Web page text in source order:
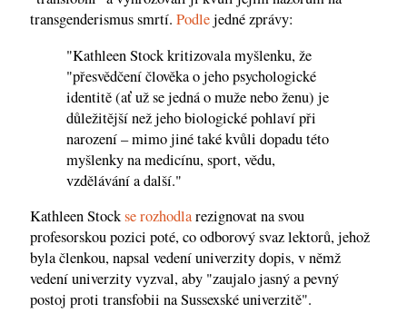
transgenderismus smrtí. Podlejedné zprávy:
"Kathleen Stock kritizovala myšlenku, že
"přesvědčení člověka o jeho psychologické
identitě (ať už se jedná o muže nebo ženu) je
důležitější než jeho biologické pohlaví při
narození – mimo jiné také kvůli dopadu této
myšlenky na medicínu, sport, vědu,
vzdělávání a další."
Kathleen Stockse rozhodlarezignovat na svou
profesorskou pozici poté, co odborový svaz lektorů, jehož
byla členkou, napsal vedení univerzity dopis, v němž
vedení univerzity vyzval, aby "zaujalo jasný a pevný
postoj proti transfobii na Sussexské univerzitě".